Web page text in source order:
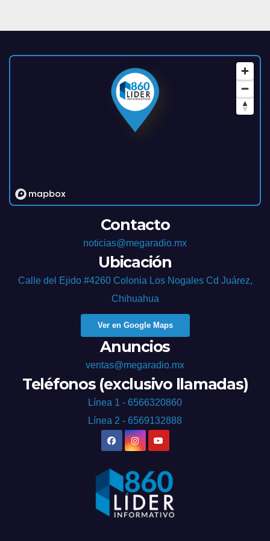
Contacto
noticias@megaradio.mx
Ubicación
Calle del Ejido #4260 Colonia Los Nogales Cd Juárez,
Chihuahua
Ver en Google Maps
Anuncios
ventas@megaradio.mx
Teléfonos (exclusivo llamadas)
Línea 1 - 6566320860
Línea 2 - 6569132888